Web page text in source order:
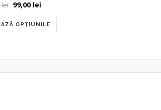
lei Prețul
a
fost:
99,00 leiPrețul
este:
99,00 lei.
OPȚIUNILE